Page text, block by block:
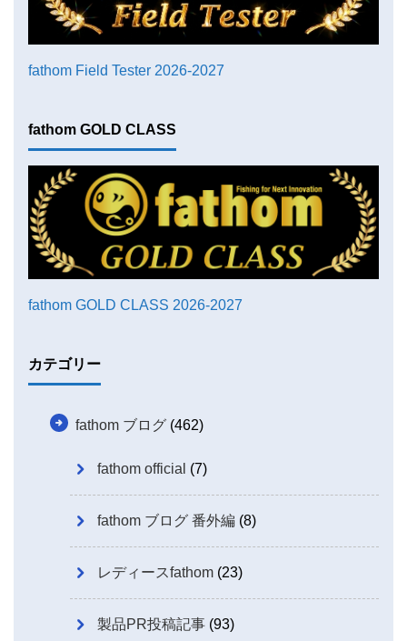
fathom Field Tester 2026-2027
fathom GOLD CLASS
fathom GOLD CLASS 2026-2027
カテゴリー
fathom ブログ (462)
fathom official (7)
fathom ブログ 番外編 (8)
レディースfathom (23)
製品PR投稿記事 (93)